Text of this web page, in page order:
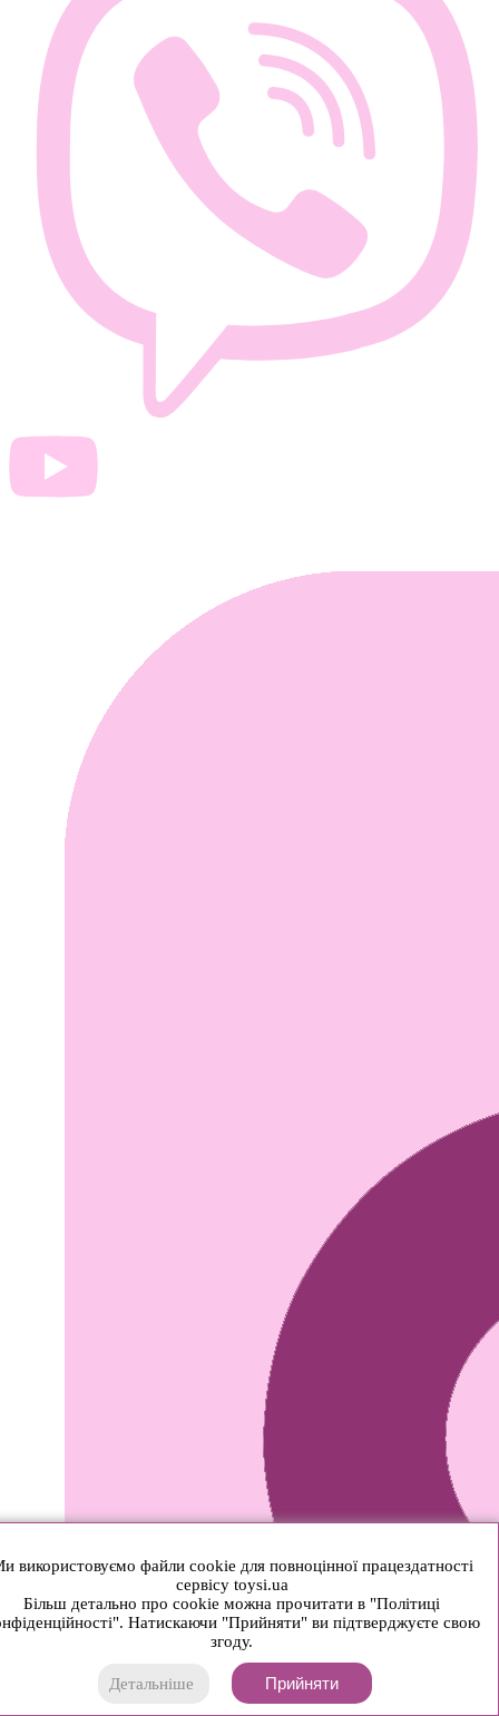
використовуємо файли cookie для повноцінної працездатності
сервісу toysi.ua
Більш детально про cookie можна прочитати в "Політиці
Натискаючи "Прийняти" ви підтверджуєте свою
згоду.
Детальніше Прийняти